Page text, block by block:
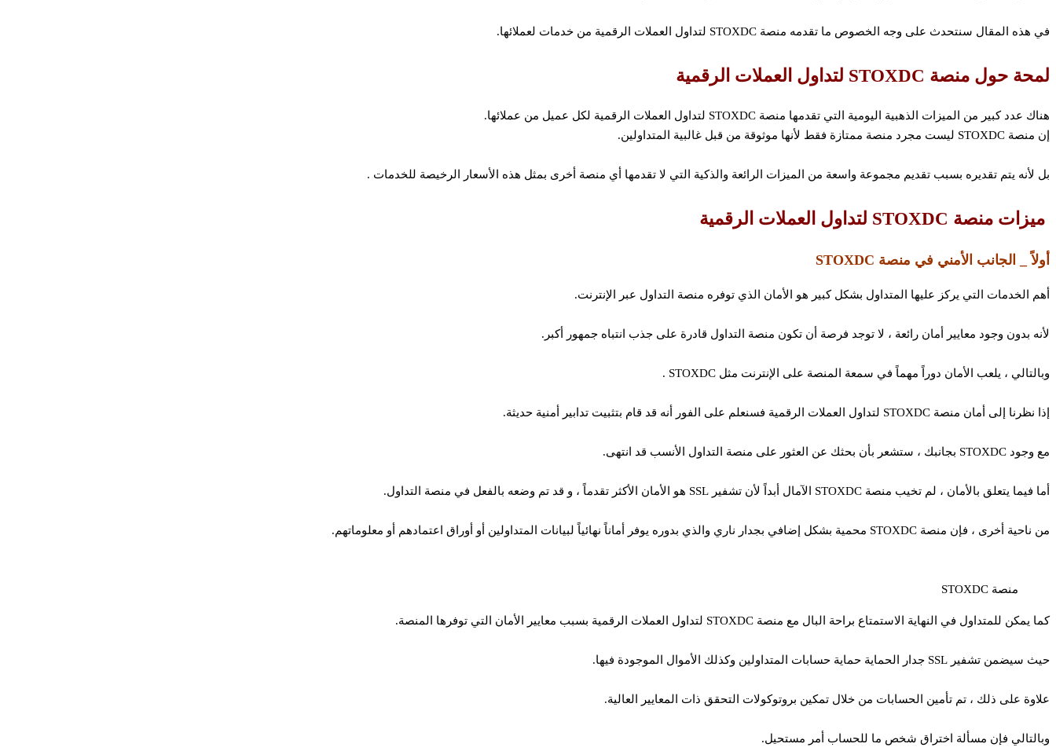
في هذه المقال سنتحدث على وجه الخصوص ما تقدمه منصة STOXDC لتداول العملات الرقمية من خدمات لعملائها.
لمحة حول منصة STOXDC لتداول العملات الرقمية
هناك عدد كبير من الميزات الذهبية اليومية التي تقدمها منصة STOXDC لتداول العملات الرقمية لكل عميل من عملائها.
إن منصة STOXDC ليست مجرد منصة ممتازة فقط لأنها موثوقة من قبل غالبية المتداولين.
بل لأنه يتم تقديره بسبب تقديم مجموعة واسعة من الميزات الرائعة والذكية التي لا تقدمها أي منصة أخرى بمثل هذه الأسعار الرخيصة للخدمات .
ميزات منصة STOXDC لتداول العملات الرقمية
أولاً _ الجانب الأمني في منصة STOXDC
أهم الخدمات التي يركز عليها المتداول بشكل كبير هو الأمان الذي توفره منصة التداول عبر الإنترنت.
لأنه بدون وجود معايير أمان رائعة ، لا توجد فرصة أن تكون منصة التداول قادرة على جذب انتباه جمهور أكبر.
وبالتالي ، يلعب الأمان دوراً مهماً في سمعة المنصة على الإنترنت مثل STOXDC .
إذا نظرنا إلى أمان منصة STOXDC لتداول العملات الرقمية فسنعلم على الفور أنه قد قام بتثبيت تدابير أمنية حديثة.
مع وجود STOXDC بجانبك ، ستشعر بأن بحثك عن العثور على منصة التداول الأنسب قد انتهى.
أما فيما يتعلق بالأمان ، لم تخيب منصة STOXDC الآمال أبداً لأن تشفير SSL هو الأمان الأكثر تقدماً ، و قد تم وضعه بالفعل في منصة التداول.
من ناحية أخرى ، فإن منصة STOXDC محمية بشكل إضافي بجدار ناري والذي بدوره يوفر أماناً نهائياً لبيانات المتداولين أو أوراق اعتمادهم أو معلوماتهم.
منصة STOXDC
كما يمكن للمتداول في النهاية الاستمتاع براحة البال مع منصة STOXDC لتداول العملات الرقمية بسبب معايير الأمان التي توفرها المنصة.
حيث سيضمن تشفير SSL جدار الحماية حماية حسابات المتداولين وكذلك الأموال الموجودة فيها.
علاوة على ذلك ، تم تأمين الحسابات من خلال تمكين بروتوكولات التحقق ذات المعايير العالية.
وبالتالي فإن مسألة اختراق شخص ما للحساب أمر مستحيل.